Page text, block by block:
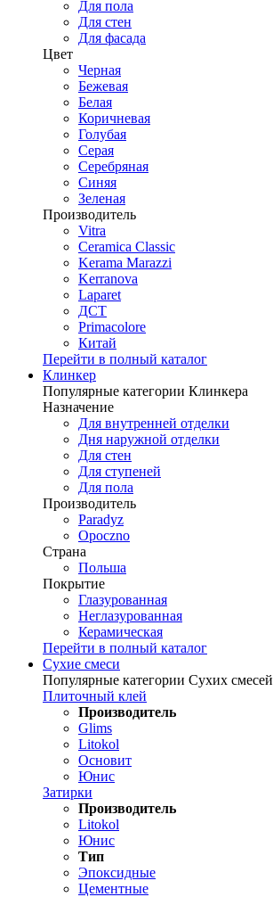
Для пола
Для стен
Для фасада
Цвет
Черная
Бежевая
Белая
Коричневая
Голубая
Серая
Серебряная
Синяя
Зеленая
Производитель
Vitra
Ceramica Classic
Kerama Marazzi
Kerranova
Laparet
ДСТ
Primacolore
Китай
Перейти в полный каталог
Клинкер
Популярные категории Клинкера
Назначение
Для внутренней отделки
Дня наружной отделки
Для стен
Для ступеней
Для пола
Производитель
Paradyz
Opoczno
Страна
Польша
Покрытие
Глазурованная
Неглазурованная
Керамическая
Перейти в полный каталог
Сухие смеси
Популярные категории Сухих смесей
Плиточный клей
Производитель
Glims
Litokol
Основит
Юнис
Затирки
Производитель
Litokol
Юнис
Тип
Эпоксидные
Цементные